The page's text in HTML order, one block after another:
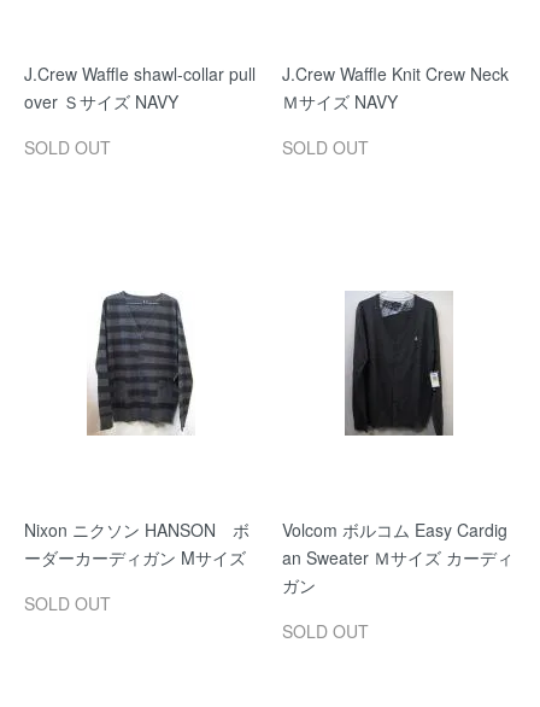
J.Crew Waffle shawl-collar pull
over Ｓサイズ NAVY
SOLD OUT
J.Crew Waffle Knit Crew Neck
Ｍサイズ NAVY
SOLD OUT
Nixon ニクソン HANSON ボ
ーダーカーディガン Mサイズ
SOLD OUT
Volcom ボルコム Easy Cardig
an Sweater Ｍサイズ カーディ
ガン
SOLD OUT